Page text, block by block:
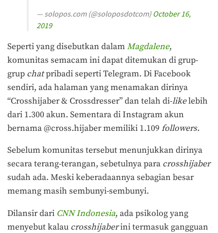
— solopos.com (@soloposdotcom) October 16,
2019
Seperti yang disebutkan dalamMagdalene,
komunitas semacam ini dapat ditemukan di grup-
grup chatpribadi seperti Telegram. Di Facebook
sendiri, ada halaman yang menamakan dirinya
“Crosshijaber & Crossdresser” dan telah di-likelebih
dari 1.300 akun. Sementara di Instagram akun
bernama @cross.hijaber memiliki 1.109 followers.
Sebelum komunitas tersebut menunjukkan dirinya
secara terang-terangan, sebetulnya para crosshijaber
sudah ada. Meski keberadaannya sebagian besar
memang masih sembunyi-sembunyi.
Dilansir dari CNN Indonesia, ada psikolog yang
menyebut kalau crosshijaberini termasuk gangguan